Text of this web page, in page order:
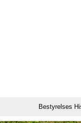
Bestyrelses